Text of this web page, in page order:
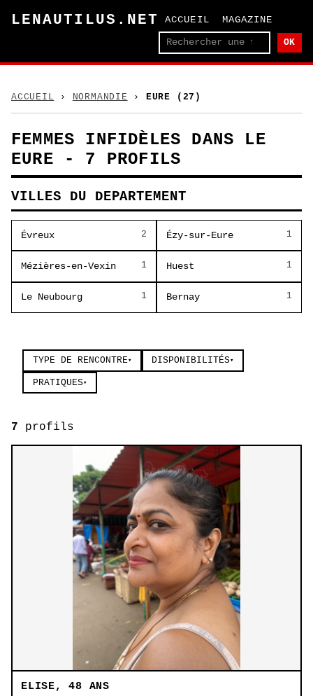
LENAUTILUS.NET ACCUEIL MAGAZINE
OK
ACCUEIL › NORMANDIE › EURE (27)
FEMMES INFIDÈLES DANS LE
EURE - 7 PROFILS
VILLES DU DEPARTEMENT
Évreux 2 Ézy-sur-Eure 1
Mézières-en-Vexin 1 Huest 1
Le Neubourg 1 Bernay 1
TYPE DE RENCONTRE▾ DISPONIBILITÉS▾
PRATIQUES▾
7 profils
ELISE, 48 ANS